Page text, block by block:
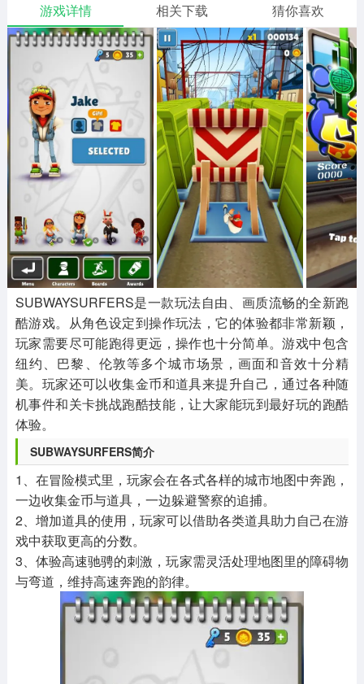
仙侠手游
485款应用
手赚网赚
446款应用
绝地求生
34款应用
三国游戏
3931款应用
我的世界
69款应用
像素游戏
700款应用
其他
981款应用
末日游戏
1405款应用
pc游戏
3443款应用
游戏攻略
63款应用
软件教程
8款应用
热点新闻
8款应用
游戏详情 相关下载 猜你喜欢
SUBWAYSURFERS是一款玩法自由、画质流畅的全新跑
酷游戏。从角色设定到操作玩法，它的体验都非常新颖，
玩家需要尽可能跑得更远，操作也十分简单。游戏中包含
纽约、巴黎、伦敦等多个城市场景，画面和音效十分精
美。玩家还可以收集金币和道具来提升自己，通过各种随
机事件和关卡挑战跑酷技能，让大家能玩到最好玩的跑酷
体验。
SUBWAYSURFERS简介
1、在冒险模式里，玩家会在各式各样的城市地图中奔跑，
一边收集金币与道具，一边躲避警察的追捕。
2、增加道具的使用，玩家可以借助各类道具助力自己在游
戏中获取更高的分数。
3、体验高速驰骋的刺激，玩家需灵活处理地图里的障碍物
与弯道，维持高速奔跑的韵律。